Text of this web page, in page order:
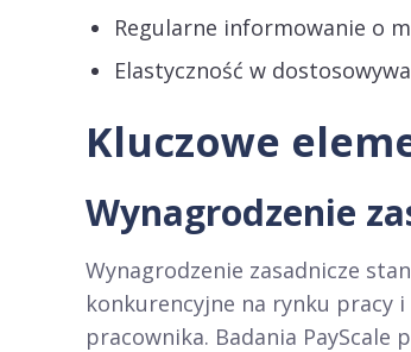
Regularne informowanie o
Elastyczność w
Kluczowe
Wynagrodzenie
Wynagrodzenie zasadnicze
konkurencyjne na rynku pracy
pracownika. Badania